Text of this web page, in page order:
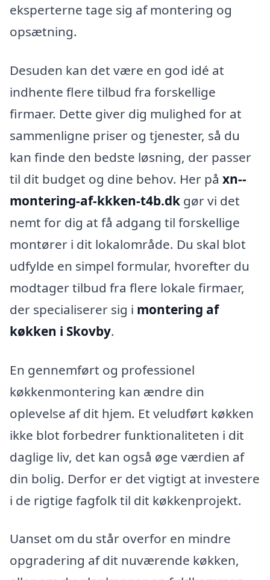
eksperterne tage sig af montering og
opsætning.
Desuden kan det være en god idé at
indhente flere tilbud fra forskellige
firmaer. Dette giver dig mulighed for at
sammenligne priser og tjenester, så du
kan finde den bedste løsning, der passer
til dit budget og dine behov. Her på xn--
montering-af-kkken-t4b.dk gør vi det
nemt for dig at få adgang til forskellige
montører i dit lokalområde. Du skal blot
udfylde en simpel formular, hvorefter du
modtager tilbud fra flere lokale firmaer,
der specialiserer sig i montering af
køkken i Skovby.
En gennemført og professionel
køkkenmontering kan ændre din
oplevelse af dit hjem. Et veludført køkken
ikke blot forbedrer funktionaliteten i dit
daglige liv, det kan også øge værdien af
din bolig. Derfor er det vigtigt at investere
i de rigtige fagfolk til dit køkkenprojekt.
Uanset om du står overfor en mindre
opgradering af dit nuværende køkken,